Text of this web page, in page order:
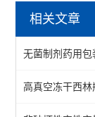
减压仪
不透水性测试
包装泄漏测试
相关文章
无菌制剂药用
高真空冻干西